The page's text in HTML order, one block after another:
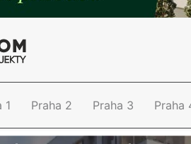
1 Praha 2 Praha 3 Praha